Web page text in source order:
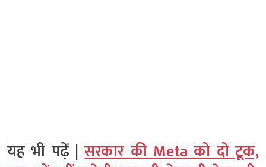
यह भी पढ़ें |सरकार की Meta को दो टूक,